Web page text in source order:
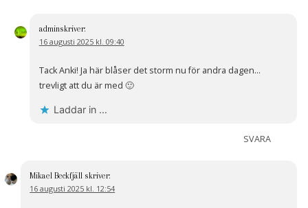
adminskriver:
16 augusti 2025 kl. 09:40
Tack Anki! Ja här blåser det storm nu för andra dagen…
trevligt att du är med 🙂
Laddar in …
SVARA
Mikael Beckfjäll skriver:
16 augusti 2025 kl. 12:54